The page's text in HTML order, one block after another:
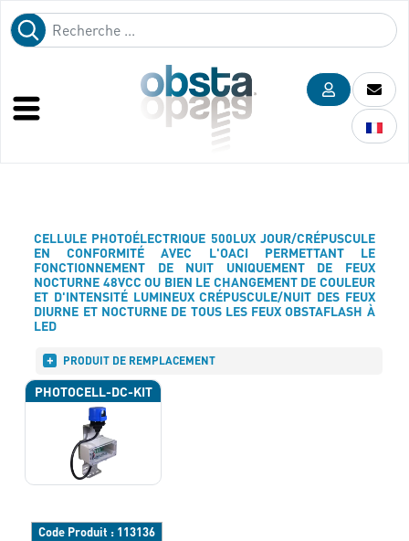
CELLULE PHOTOÉLECTRIQUE 500LUX JOUR/CRÉPUSCULE
EN CONFORMITÉ AVEC L'OACI PERMETTANT LE
FONCTIONNEMENT DE NUIT UNIQUEMENT DE FEUX
NOCTURNE 48VCC OU BIEN LE CHANGEMENT DE COULEUR
ET D'INTENSITÉ LUMINEUX CRÉPUSCULE/NUIT DES FEUX
DIURNE ET NOCTURNE DE TOUS LES FEUX OBSTAFLASH À
LED
PRODUIT DE REMPLACEMENT
PHOTOCELL-DC-KIT
Code Produit : 113136